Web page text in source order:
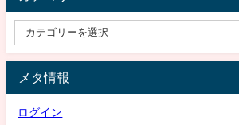
メタ情報
ログイン